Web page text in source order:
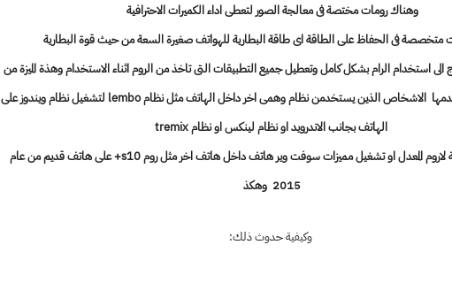
وهناك رومات مختصة فى معالجة الصور لتعطى اداء الكميرات الاحترافية
متخصصة فى الحفاظ على الطاقة اى طاقة البطارية للهواتف صغيرة السعة من حيث قوة البطارية
الى استخدام الرام بشكل كامل وتعطيل جميع التطبيقات التى تاخذ من الروم اثناء الاستخدام وهذة الميزة من
الرومات المعدلة يستخدمها الاشخاص الذين يستخدمن نظام وهمى اخر داخل الهاتف مثل نظام lembo لتشغيل نظام ويندوز على
الهاتف بجانب الاندرويد او نظام لينكس او نظام tremix
كل هذا يمكنك فعلة لاروم المعدل او تشغيل مميزات سوفت وير هاتف داخل هاتف اخر مثل روم s10+ على هاتف قديم من عام
2015 وهكذ
وكيفية حدوث ذلك: